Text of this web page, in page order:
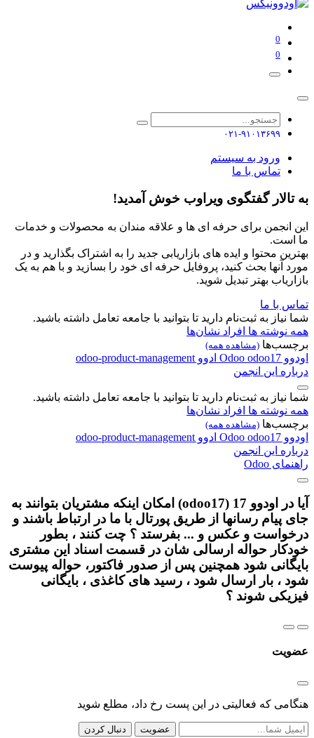
0
0
۰۲۱-۹۱۰۱۳۶۹۹
ورود به سیستم
تماس با ما
به تالار گفتگوی ویراوب خوش آمدید!
این انجمن برای حرفه ای ها و علاقه مندان به محصولات و خدمات
ما است.
بهترین محتوا و ایده های بازاریابی جدید را به اشتراک بگذارید و در
مورد آنها بحث کنید، پروفایل حرفه ای خود را بسازید و با هم به یک
بازاریاب بهتر تبدیل شوید.
تماس با ما
شما نیاز به ثبت‌نام دارید تا بتوانید با جامعه تعامل داشته باشید.
همه نوشته ها افراد نشان‌ها
برچسب‌ها (مشاهده همه)
اودوو Odoo odoo17 ادوو odoo-product-management
درباره این انجمن
شما نیاز به ثبت‌نام دارید تا بتوانید با جامعه تعامل داشته باشید.
همه نوشته ها افراد نشان‌ها
برچسب‌ها (مشاهده همه)
اودوو Odoo odoo17 ادوو odoo-product-management
درباره این انجمن
راهنمای Odoo
آیا در اودوو 17 (odoo17) امکان اینکه مشتریان بتوانند به
جای پیام رسانها از طریق پورتال با ما در ارتباط باشند و
درخواست و عکس و ... بفرستد ؟ چت کنند ، بطور
خودکار حواله ارسالی شان در قسمت اسناد این مشتری
بایگانی شود همچنین پس از صدور فاکتور، حواله پیوست
شود ، بار ارسال شود ، رسید های کاغذی ، بایگانی
فیزیکی شوند ؟
عضویت
هنگامی که فعالیتی در این پست رخ داد، مطلع شوید
عضویت دنبال کردن